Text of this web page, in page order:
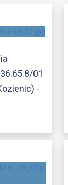
01
-